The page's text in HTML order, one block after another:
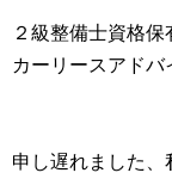
２級整備士資格保
カーリースアドバ
申し遅れました